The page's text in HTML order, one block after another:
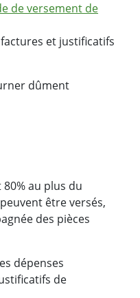
de versement de
et justificatifs
dûment
au plus du
être versés,
des pièces
dépenses
de